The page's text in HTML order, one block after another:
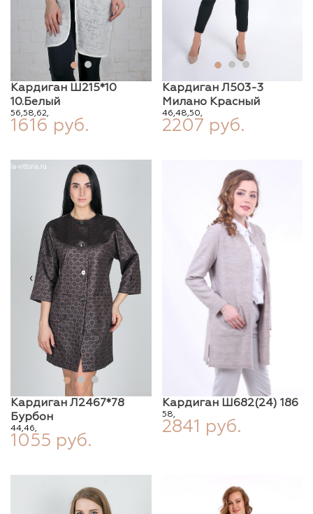
Кардиган Ш215*10
10.белый
56,58,62,
1616 руб.
Кардиган Л503-3
Милано Красный
46,48,50,
2207 руб.
‹ ›
Кардиган Л2467*78
Бурбон
44,46,
1055 руб.
Кардиган Ш682(24) 186
58,
2841 руб.